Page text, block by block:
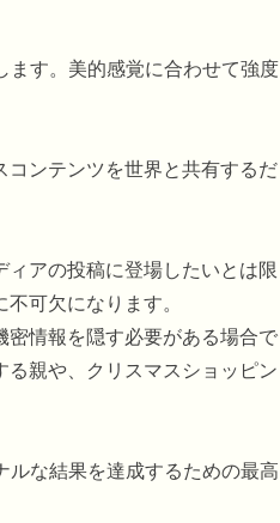
ます。美的感覚に合わせて強度
ンテンツを世界と共有するだ
アの投稿に登場したいとは限
不可欠になります。
情報を隠す必要がある場合で
親や、クリスマスショッピン
ルな結果を達成するための最高